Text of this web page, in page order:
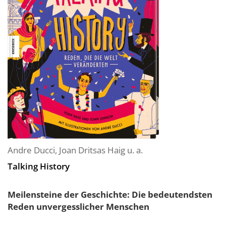
Andre Ducci, Joan Dritsas Haig u. a.
Talking History
Meilensteine der Geschichte: Die bedeutendsten
Reden unvergesslicher Menschen